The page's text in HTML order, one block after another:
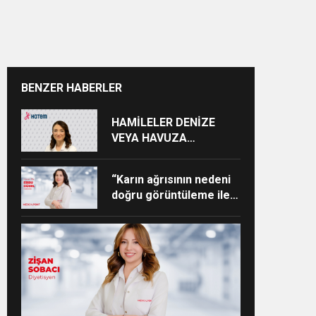
BENZER HABERLER
HAMİLELER DENİZE
VEYA HAVUZA
“Karın ağrısının nedeni
doğru görüntüleme ile